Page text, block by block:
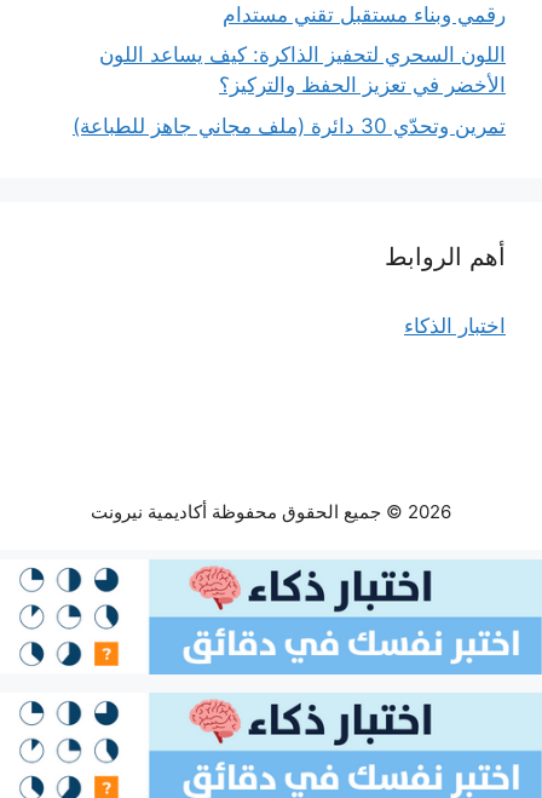
رقمي وبناء مستقبل تقني مستدام
اللون السحري لتحفيز الذاكرة: كيف يساعد اللون
الأخضر في تعزيز الحفظ والتركيز؟
تمرين وتحدّي 30 دائرة (ملف مجاني جاهز للطباعة)
أهم الروابط
اختبار الذكاء
2026 © جميع الحقوق محفوظة أكاديمية نيرونت